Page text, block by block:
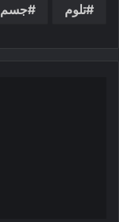
تلوم جسم